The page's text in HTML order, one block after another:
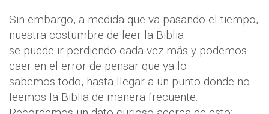
Sin embargo, a medida que va pasando el tiempo,
nuestra costumbre de leer la Biblia
se puede ir perdiendo cada vez más y podemos
caer en el error de pensar que ya lo
sabemos todo, hasta llegar a un punto donde no
leemos la Biblia de manera frecuente.